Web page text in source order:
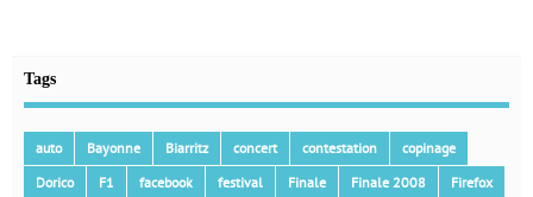
Tags
auto Bayonne Biarritz concert contestation
copinage
Dorico
F1 facebook festival Finale Finale 2008
Firefox